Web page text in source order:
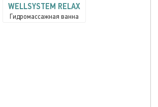
WELLSYSTEM RELAX
Гидромассажная ванна